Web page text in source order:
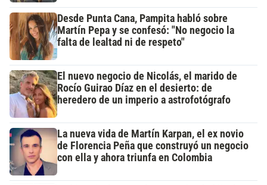
Desde Punta Cana, Pampita habló sobre
Martín Pepa y se confesó: "No negocio la
falta de lealtad ni de respeto"
El nuevo negocio de Nicolás, el marido de
Rocío Guirao Díaz en el desierto: de
heredero de un imperio a astrofotógrafo
La nueva vida de Martín Karpan, el ex novio
de Florencia Peña que construyó un negocio
con ella y ahora triunfa en Colombia